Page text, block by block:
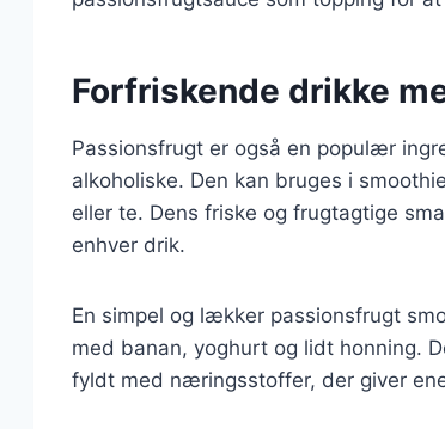
Forfriskende drikke
Passionsfrugt er også en populær
alkoholiske. Den kan bruges i
eller te. Dens friske og frugtagtige
enhver drik.
En simpel og lækker passionsfrugt
med banan, yoghurt og lidt honning.
fyldt med næringsstoffer, der giver